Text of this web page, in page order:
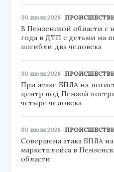
30 июля 2026
В Пензенской области с
года в ДТП с детьми на
погибли два человека
30 июля 2026
При атаке БПЛА на
центр под Пензой
четыре человека
30 июля 2026
Совершена атака БПЛА
маркетплейса в
области